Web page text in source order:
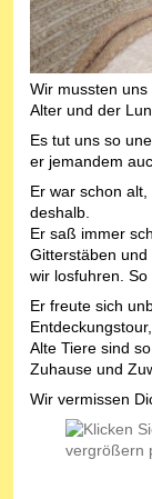
Wir mussten
Alter und der
Es tut uns so
er jemandem
Er war schon
deshalb.
Er saß immer
Gitterstäben
wir losfuhren. So
Er freute sich
Alte Tiere sind
Zuhause und
Wir vermissen